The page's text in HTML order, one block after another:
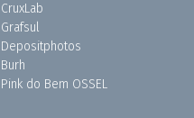
CruxLab
Grafsul
Depositphotos
Burh
Pink do Bem OSSEL